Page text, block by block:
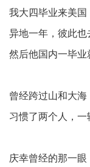
我大四毕业来美
异地一年，彼此
然后他国内一毕
曾经跨过山和大
习惯了两个人，
庆幸曾经的那一